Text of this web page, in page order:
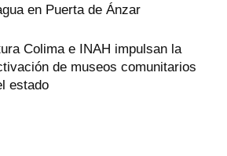
en Puerta de Ánzar
Colima e INAH impulsan la
de museos comunitarios
estado